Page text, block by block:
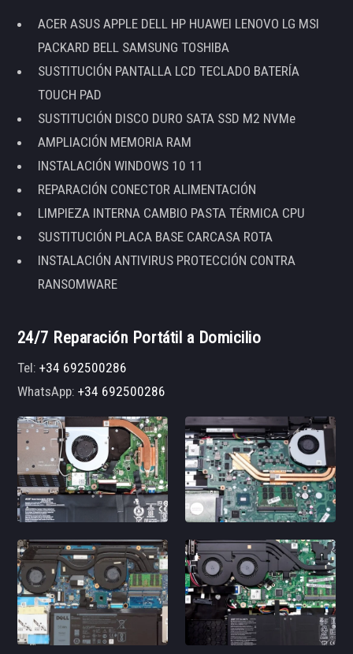
ACER ASUS APPLE DELL HP HUAWEI LENOVO LG MSI
PACKARD BELL SAMSUNG TOSHIBA
SUSTITUCIÓN PANTALLA LCD TECLADO BATERÍA
TOUCH PAD
SUSTITUCIÓN DISCO DURO SATA SSD M2 NVMe
AMPLIACIÓN MEMORIA RAM
INSTALACIÓN WINDOWS 10 11
REPARACIÓN CONECTOR ALIMENTACIÓN
LIMPIEZA INTERNA CAMBIO PASTA TÉRMICA CPU
SUSTITUCIÓN PLACA BASE CARCASA ROTA
INSTALACIÓN ANTIVIRUS PROTECCIÓN CONTRA
RANSOMWARE
24/7 Reparación Portátil a Domicilio
Tel:+34 692500286
WhatsApp:+34 692500286